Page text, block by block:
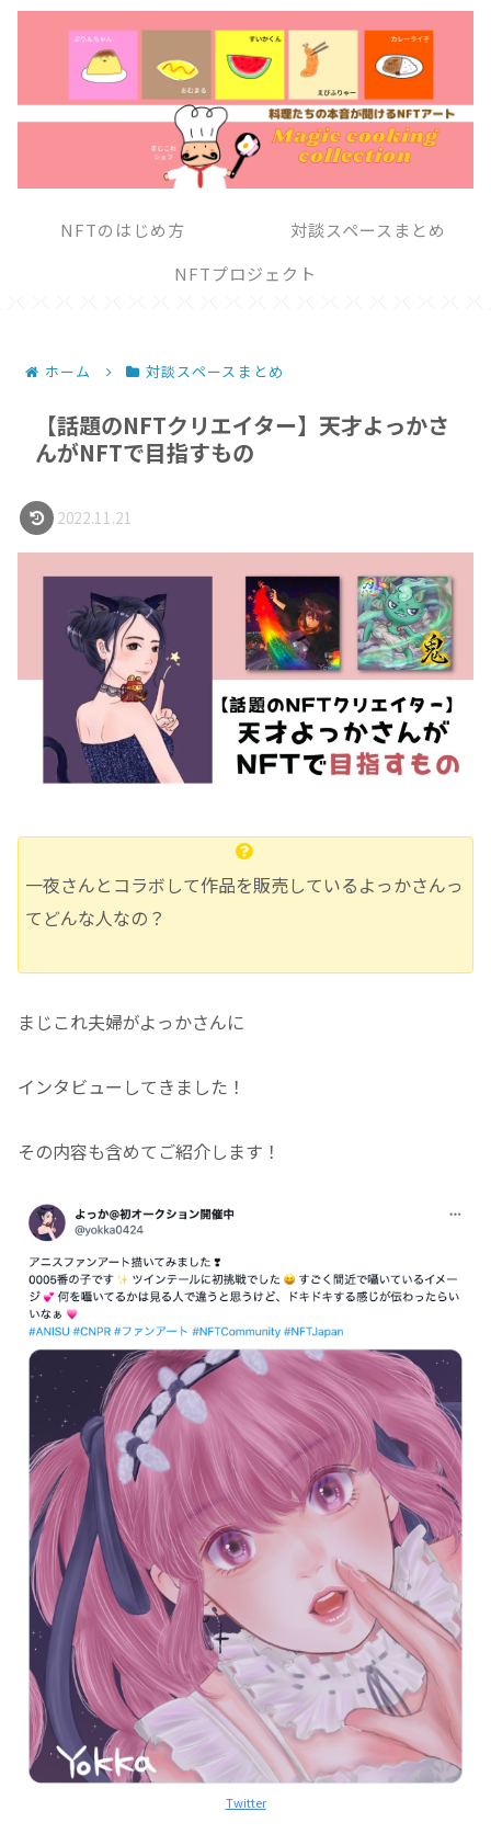
NFTのはじめ方
対談スペースまとめ
NFTプロジェクト
ホーム 対談スペースまとめ
【話題のNFTクリエイター】天才よっかさ
んがNFTで目指すもの
2022.11.21
一夜さんとコラボして作品を販売しているよっかさんっ
てどんな人なの？
まじこれ夫婦がよっかさんに
インタビューしてきました！
その内容も含めてご紹介します！
Twitter